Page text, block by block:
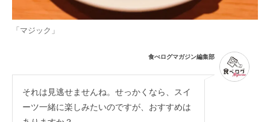
「マジック」
食べログマガジン編集部
それは見逃せませんね。せっかくなら、スイ
ーツ一緒に楽しみたいのですが、おすすめは